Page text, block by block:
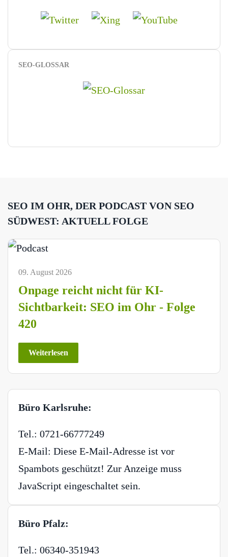
SEO-GLOSSAR
SEO IM OHR, DER PODCAST VON SEO
SÜDWEST: AKTUELL FOLGE
09. August 2026
Onpage reicht nicht für KI-
Sichtbarkeit: SEO im Ohr - Folge
420
Weiterlesen
Büro Karlsruhe:
Tel.: 0721-66777249
E-Mail: Diese E-Mail-Adresse ist vor
Spambots geschützt! Zur Anzeige muss
JavaScript eingeschaltet sein.
Büro Pfalz:
Tel.: 06340-351943